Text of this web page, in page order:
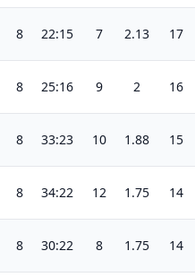
8 22:15 7 2.13 17
8 25:16 9 2 16
8 33:23 10 1.88 15
8 34:22 12 1.75 14
8 30:22 8 1.75 14